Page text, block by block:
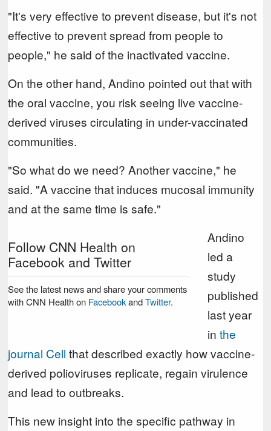
"It's very effective to prevent disease, but it's not
effective to prevent spread from people to
people," he said of the inactivated vaccine.
On the other hand, Andino pointed out that with
the oral vaccine, you risk seeing live vaccine-
derived viruses circulating in under-vaccinated
communities.
"So what do we need? Another vaccine," he
said. "A vaccine that induces mucosal immunity
and at the same time is safe."
Follow CNN Health on
Facebook and Twitter
See the latest news and share your comments
with CNN Health on FacebookandTwitter.
Andino
led a
study
published
last year
inthe
journal Cell that described exactly how vaccine-
derived polioviruses replicate, regain virulence
and lead to outbreaks.
This new insight into the specific pathway in